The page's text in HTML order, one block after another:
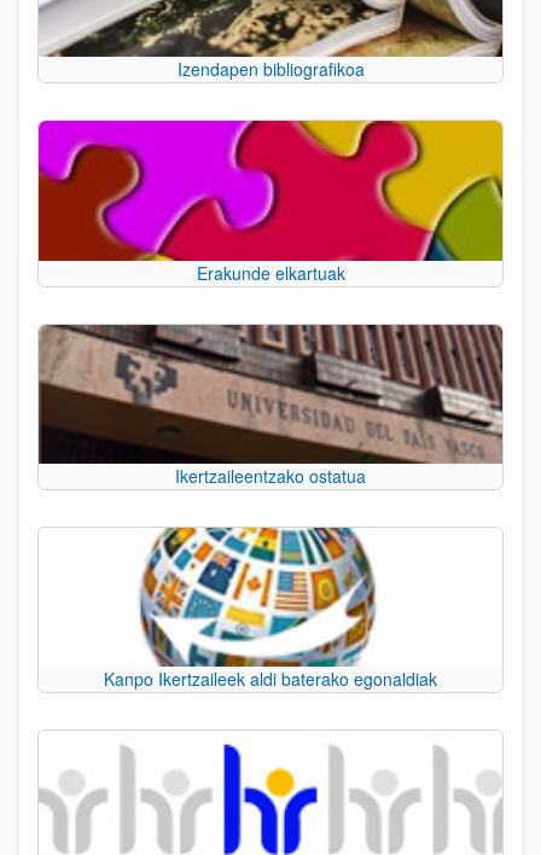
Izendapen bibliografikoa
Erakunde elkartuak
Ikertzaileentzako ostatua
Kanpo Ikertzaileek aldi baterako egonaldiak